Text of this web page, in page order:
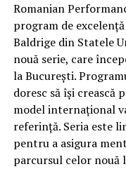
Romanian
program de
Baldrige din Statele
nouă serie, care
la București.
doresc să își
model internațional
referință. Seria este
pentru a asigura
parcursul celor nouă